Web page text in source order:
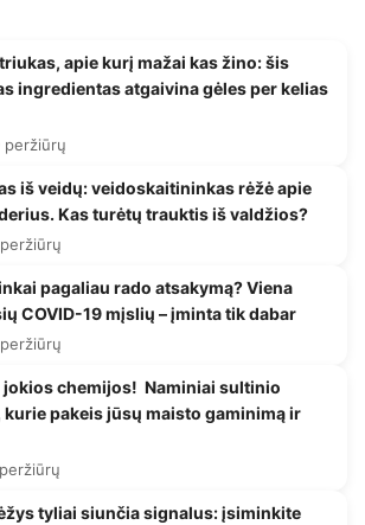
apie kurį mažai kas žino: šis
ingredientas atgaivina gėles per kelias
iš veidų: veidoskaitininkas rėžė apie
Kas turėtų trauktis iš valdžios?
pagaliau rado atsakymą? Viena
COVID-19 mįslių – įminta tik dabar
jokios chemijos! Naminiai sultinio
kurie pakeis jūsų maisto gaminimą ir
tyliai siunčia signalus: įsiminkite